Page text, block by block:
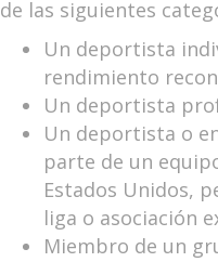
de las siguientes
Un deportista
rendimiento
Un deportista
Un deportista o
parte de un
Estados Unidos,
liga o asociación
Miembro de un